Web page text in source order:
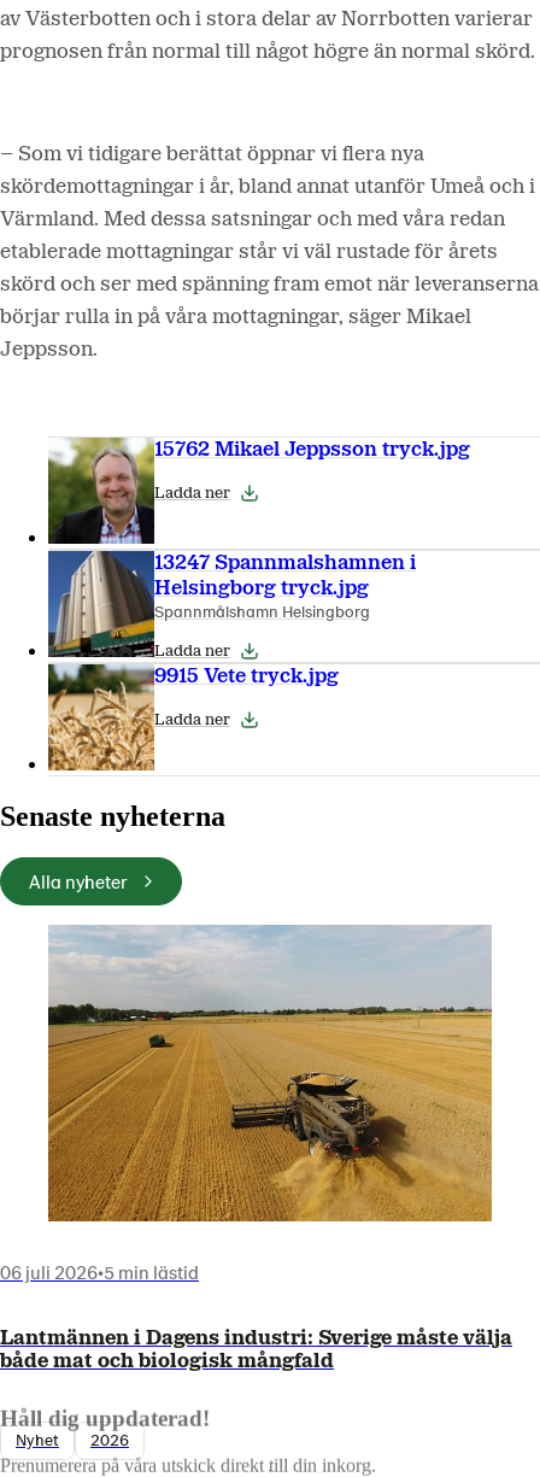
av Västerbotten och i stora delar av Norrbotten varierar
prognosen från normal till något högre än normal skörd.
– Som vi tidigare berättat öppnar vi flera nya
skördemottagningar i år, bland annat utanför Umeå och i
Värmland. Med dessa satsningar och med våra redan
etablerade mottagningar står vi väl rustade för årets
skörd och ser med spänning fram emot när leveranserna
börjar rulla in på våra mottagningar, säger Mikael
Jeppsson.
15762 Mikael Jeppsson tryck.jpg
Ladda ner
13247 Spannmalshamnen i
Helsingborg tryck.jpg
Spannmålshamn Helsingborg
Ladda ner
9915 Vete tryck.jpg
Ladda ner
Senaste nyheterna
Alla nyheter
06 juli 2026•5 min lästid
Lantmännen i Dagens industri: Sverige måste välja
både mat och biologisk mångfald
Nyhet 2026
Håll dig uppdaterad!
Prenumerera på våra utskick direkt till din inkorg.